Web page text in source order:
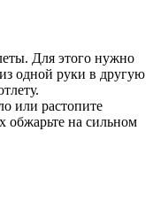
Для этого нужно
одной руки в другую
или растопите
обжарьте на сильном